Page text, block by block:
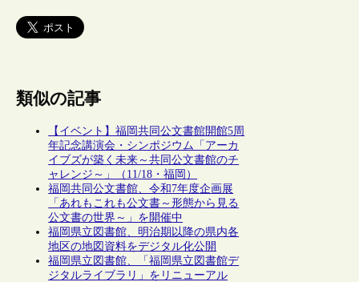
類似の記事
【イベント】福岡共同公文書館開館5周
年記念講演会・シンポジウム「アーカ
イブズが築く未来～共同公文書館のチ
ャレンジ～」（11/18・福岡）
福岡共同公文書館、令和7年度企画展
「あれもこれも公文書～形態から見る
公文書の世界～」を開催中
福岡県立図書館、明治期以降の県内各
地区の地図資料をデジタル化公開
福岡県立図書館、「福岡県立図書館デ
ジタルライブラリ」をリニューアル